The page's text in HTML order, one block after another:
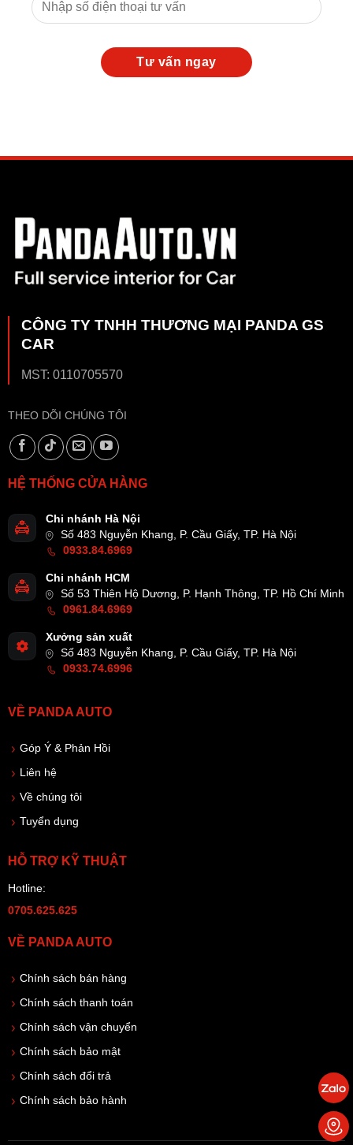
CÔNG TY TNHH THƯƠNG MẠI PANDA GS
CAR
MST: 0110705570
THEO DÕI CHÚNG TÔI
HỆ THỐNG CỬA HÀNG
Chi nhánh Hà Nội
Số 483 Nguyễn Khang, P. Cầu Giấy, TP. Hà Nội
0933.84.6969
Chi nhánh HCM
Số 53 Thiên Hộ Dương, P. Hạnh Thông, TP. Hồ Chí Minh
0961.84.6969
Xưởng sản xuất
Số 483 Nguyễn Khang, P. Cầu Giấy, TP. Hà Nội
0933.74.6996
VỀ PANDA AUTO
Góp Ý & Phản Hồi
Liên hệ
Về chúng tôi
Tuyển dụng
HỖ TRỢ KỸ THUẬT
Hotline:
0705.625.625
VỀ PANDA AUTO
Chính sách bán hàng
Chính sách thanh toán
Chính sách vận chuyển
Chính sách bảo mật
Chính sách đổi trả
Chính sách bảo hành